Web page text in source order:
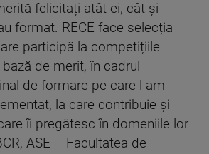
felicitați atât ei, cât și
format. RECE face selecția
participă la competițiile
de merit, în cadrul
de formare pe care l-am
la care contribuie și
îi pregătesc în domeniile lor
ASE – Facultatea de